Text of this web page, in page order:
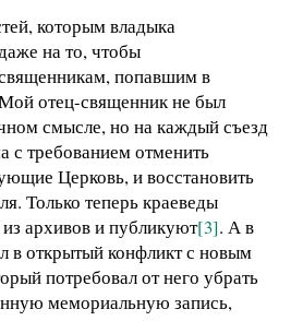
которым владыка
на то, чтобы
попавшим в
отец-священник не был
смысле, но на каждый съезд
требованием отменить
Церковь, и восстановить
Только теперь краеведы
архивов и публикуют[3]. А в
в открытый конфликт с новым
потребовал от него убрать
мемориальную запись,